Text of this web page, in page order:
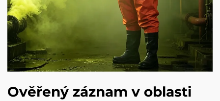
Ověřený záznam v oblasti